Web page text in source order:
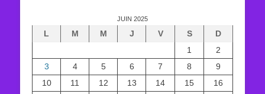
JUIN 2025
L M M J V S
D
1
2
3
4 5 6 7 8
9
10
11 12 13 14 15
16